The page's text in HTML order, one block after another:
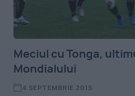
Meciul cu Tonga,
Mondialului
4 SEPTEMBRIE 2015